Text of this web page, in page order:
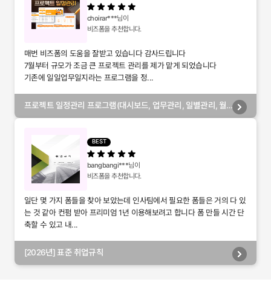
choirar***님이
비즈폼을 추천합니다.
매번 비즈폼의 도움을 잘받고 있습니다 감사드립니다
7월부터 규모가 조금 큰 프로젝트 관리를 제가 맡게 되었습니다
기존에 일일업무일지라는 프로그램을 정...
프로젝트 일정관리 프로그램(대시보드, 업무관리, 일별관리, 월
BEST
bangbangi***님이
비즈폼을 추천합니다.
일단 몇 가지 폼들을 찾아 보았는데 인사팀에서 필요한 폼들은 거의 다 있
는 것 같아 컨펌 받아 프리미엄 1년 이용해보려고 합니다 폼 만들 시간 단
축할 수 있고 내...
[2026년] 표준 취업규칙